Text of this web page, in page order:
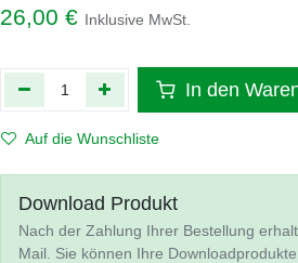
26,00 € Inklusive MwSt.
In den
Auf die Wunschliste
Download Produkt
Nach der Zahlung Ihrer Bestellung
Mail. Sie können Ihre